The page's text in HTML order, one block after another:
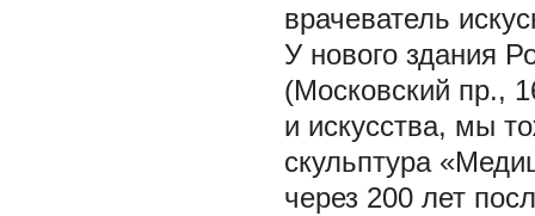
врачеватель
У нового здания
(Московский пр.,
и искусства, мы
скульптура
через 200 лет